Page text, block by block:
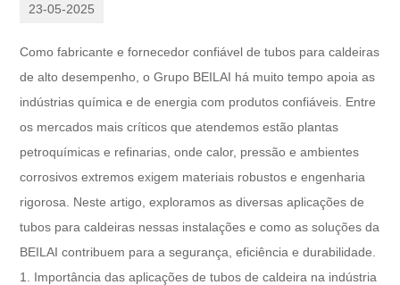
23-05-2025
Como fabricante e fornecedor confiável de tubos para caldeiras
de alto desempenho, o Grupo BEILAI há muito tempo apoia as
indústrias química e de energia com produtos confiáveis. Entre
os mercados mais críticos que atendemos estão plantas
petroquímicas e refinarias, onde calor, pressão e ambientes
corrosivos extremos exigem materiais robustos e engenharia
rigorosa. Neste artigo, exploramos as diversas aplicações de
tubos para caldeiras nessas instalações e como as soluções da
BEILAI contribuem para a segurança, eficiência e durabilidade.
1. Importância das aplicações de tubos de caldeira na indústria